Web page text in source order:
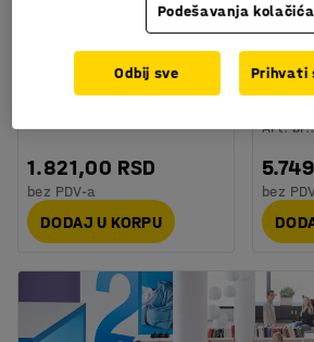
Držač kablova
1.821,00 RSD
bez PDV-a
DODAJ U KORPU
920-
bela
Art. br.
bez
Podešavanja kolačića
Odbij sve Prihvati